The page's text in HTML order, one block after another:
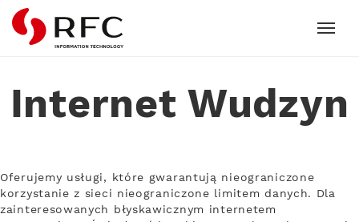
RFC
Internet Wudzyn
Oferujemy usługi, które gwarantują nieograniczone
korzystanie z sieci nieograniczone limitem danych. Dla
zainteresowanych błyskawicznym internetem